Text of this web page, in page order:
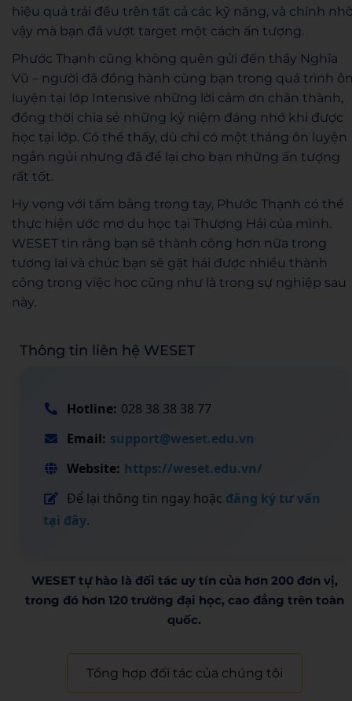
hiệu quả trải đều trên tất cả các kỹ năng, và chính
vậy mà bạn đã vượt target một cách ấn tượng.
Phước Thạnh cũng không quên gửi đến thầy Nghĩa
Vũ – người đã đồng hành cùng bạn trong quá trình
luyện tại lớp Intensive những lời cảm ơn chân thành,
đồng thời chia sẻ những kỷ niệm đáng nhớ khi được
học tại lớp. Có thể thấy, dù chỉ có một tháng ôn luyện
ngắn ngủi nhưng đã để lại cho bạn những ấn tượng
rất tốt.
Hy vọng với tấm bằng trong tay, Phước Thạnh có thể
thực hiện ước mơ du học tại Thượng Hải của mình.
WESET tin rằng bạn sẽ thành công hơn nữa trong
tương lai và chúc bạn sẽ gặt hái được nhiều thành
công trong việc học cũng như là trong sự nghiệp sau
này.
Thông tin liên hệ WESET
Hotline: 028 38 38 38 77
Email: support@weset.edu.vn
Website: https://weset.edu.vn/
Để lại thông tin ngay hoặc đăng ký tư vấn
tại đây.
WESET tự hào là đối tác uy tín của hơn 200 đơn vị,
trong đó hơn 120 trường đại học, cao đẳng trên toàn
quốc.​
Tổng hợp đối tác của chúng tôi